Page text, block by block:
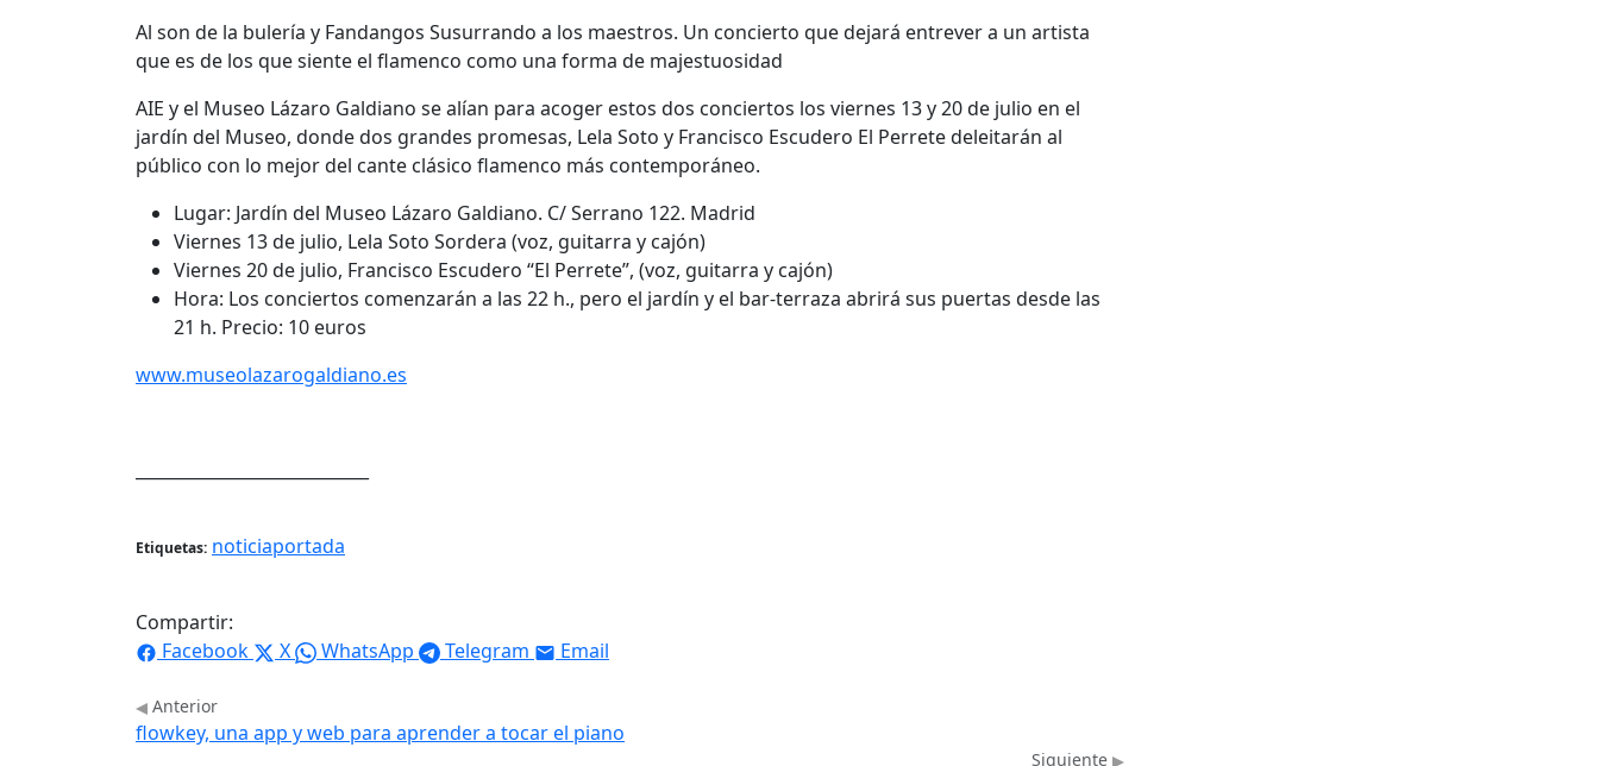
Al son de la bulería y Fandangos Susurrando a los maestros. Un concierto que dejará entrever a un artista
que es de los que siente el flamenco como una forma de majestuosidad
AIE y el Museo Lázaro Galdiano se alían para acoger estos dos conciertos los viernes 13 y 20 de julio en el
jardín del Museo, donde dos grandes promesas, Lela Soto y Francisco Escudero El Perrete deleitarán al
público con lo mejor del cante clásico flamenco más contemporáneo.
Lugar: Jardín del Museo Lázaro Galdiano. C/ Serrano 122. Madrid
Viernes 13 de julio, Lela Soto Sordera (voz, guitarra y cajón)
Viernes 20 de julio, Francisco Escudero “El Perrete”, (voz, guitarra y cajón)
Hora: Los conciertos comenzarán a las 22 h., pero el jardín y el bar-terraza abrirá sus puertas desde las
21 h. Precio: 10 euros
www.museolazarogaldiano.es
Etiquetas: noticiaportada
Compartir:
Facebook
X WhatsApp Telegram Email
Anterior
flowkey, una app y web para aprender a tocar el piano
Siguiente